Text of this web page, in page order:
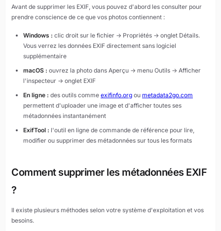
Avant de supprimer les EXIF, vous pouvez d'abord les consulter pour
prendre conscience de ce que vos photos contiennent :
Windows : clic droit sur le fichier → Propriétés → onglet Détails.
Vous verrez les données EXIF directement sans logiciel
supplémentaire
macOS : ouvrez la photo dans Aperçu → menu Outils → Afficher
l'inspecteur → onglet EXIF
En ligne : des outils comme exifinfo.org ou metadata2go.com
permettent d'uploader une image et d'afficher toutes ses
métadonnées instantanément
ExifTool : l'outil en ligne de commande de référence pour lire,
modifier ou supprimer des métadonnées sur tous les formats
Comment supprimer les métadonnées EXIF
?
Il existe plusieurs méthodes selon votre système d'exploitation et vos
besoins.